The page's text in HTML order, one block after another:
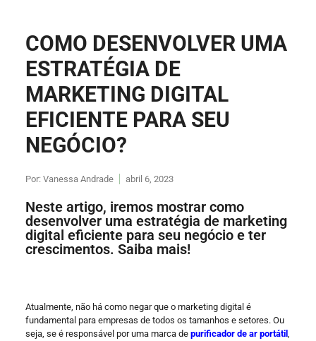
COMO DESENVOLVER UMA
ESTRATÉGIA DE
MARKETING DIGITAL
EFICIENTE PARA SEU
NEGÓCIO?
Por: Vanessa Andrade abril 6, 2023
Neste artigo, iremos mostrar como
desenvolver uma estratégia de marketing
digital eficiente para seu negócio e ter
crescimentos. Saiba mais!
Atualmente, não há como negar que o marketing digital é
fundamental para empresas de todos os tamanhos e setores. Ou
seja, se é responsável por uma marca de purificador de ar portátil ,